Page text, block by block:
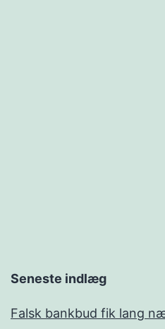
Seneste indlæg
Falsk bankbud fik lang